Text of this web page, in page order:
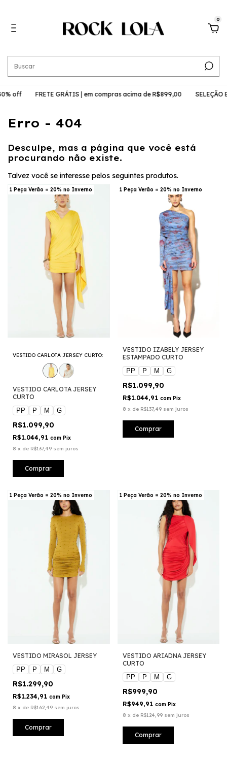
0
off FRETE GRÁTIS | em compras acima de R$899,00 SELEÇÃO
Erro - 404
Desculpe, mas a página que você está
procurando não existe.
Talvez você se interesse pelos seguintes produtos.
1 Peça Verão = 20% no Inverno
VESTIDO CARLOTA JERSEY CURTO:
VESTIDO CARLOTA JERSEY
CURTO
PP
P M G
R$1.099,90
R$1.044,91 com Pix
8 x de R$137,49 sem juros
Comprar
1 Peça Verão = 20% no Inverno
VESTIDO IZABELY JERSEY
ESTAMPADO CURTO
PP
P M G
R$1.099,90
R$1.044,91 com Pix
8 x de R$137,49 sem juros
Comprar
1 Peça Verão = 20% no Inverno
VESTIDO MIRASOL JERSEY
PP
P M G
R$1.299,90
R$1.234,91 com Pix
8 x de R$162,49 sem juros
Comprar
1 Peça Verão = 20% no Inverno
VESTIDO ARIADNA JERSEY
CURTO
PP
P M G
R$999,90
R$949,91 com Pix
8 x de R$124,99 sem juros
Comprar